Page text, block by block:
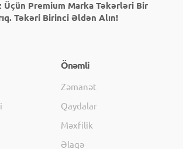
Üçün Premium Marka Təkərləri Bir
Təkəri Birinci Əldən Alın!
Önəmli
Zəmanət
Qaydalar
Məxfilik
Əlaqə